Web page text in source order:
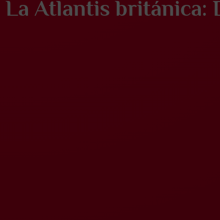
La Atlantis británica: